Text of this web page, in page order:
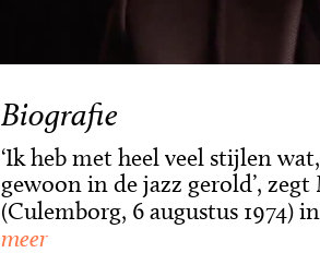
Biografie
‘Ik heb met heel veel stijlen
gewoon in de jazz gerold’,
(Culemborg, 6 augustus 1974)
meer